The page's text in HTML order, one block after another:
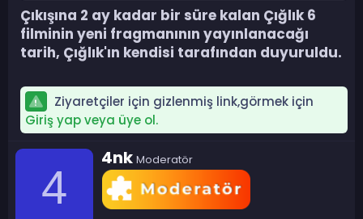
Çıkışına 2 ay kadar bir süre kalan Çığlık 6
filminin yeni fragmanının yayınlanacağı
tarih, Çığlık'ın kendisi tarafından duyuruldu.​
Ziyaretçiler için gizlenmiş link,görmek için
Giriş yap veya üye ol.
4
Y
a
z
a
r
4nk Moderatör